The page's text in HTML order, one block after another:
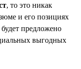
, то это никак
и его позициях
предложено
выгодных